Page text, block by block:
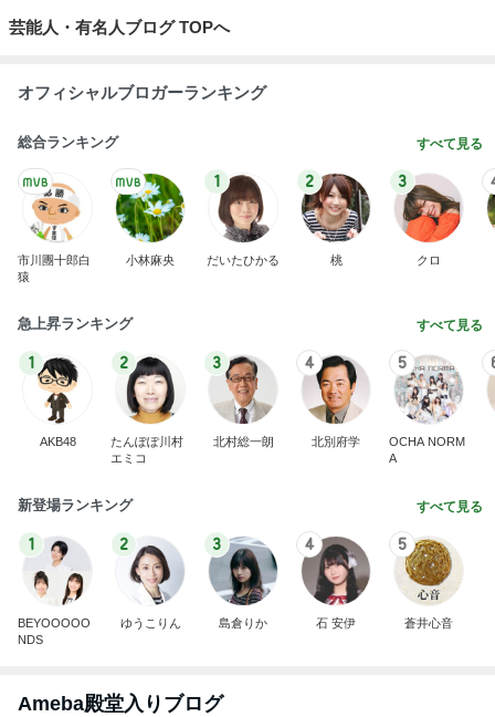
芸能人・有名人ブログ TOPへ
オフィシャルブロガーランキング
総合ランキング すべて見る
市川團十郎白
猿
小林麻央
1
だいたひかる
2
桃
3
クロ
急上昇ランキング すべて見る
1
AKB48
2
たんぽぽ川村
エミコ
3
北村総一朗
4
北別府学
5
OCHA NORM
A
新登場ランキング すべて見る
1
BEYOOOOO
NDS
2
ゆうこりん
3
島倉りか
4
石 安伊
5
蒼井心音
Ameba殿堂入りブログ